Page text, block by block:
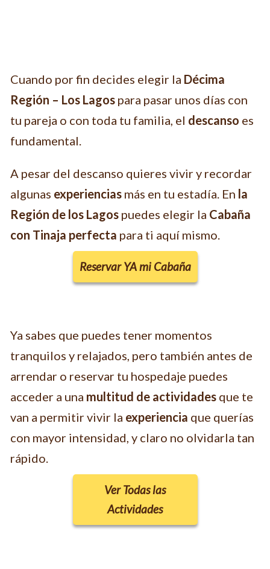
Cuando por fin decides elegir la Décima
Región – Los Lagos para pasar unos días con
tu pareja o con toda tu familia, el descanso es
fundamental.
A pesar del descanso quieres vivir y recordar
algunas experiencias más en tu estadía. En la
Región de los Lagos puedes elegir la Cabaña
con Tinaja perfecta para ti aquí mismo.
Reservar YA mi Cabaña
Ya sabes que puedes tener momentos
tranquilos y relajados, pero también antes de
arrendar o reservar tu hospedaje puedes
acceder a una multitud de actividades que te
van a permitir vivir la experiencia que querías
con mayor intensidad, y claro no olvidarla tan
rápido.
Ver Todas las
Actividades